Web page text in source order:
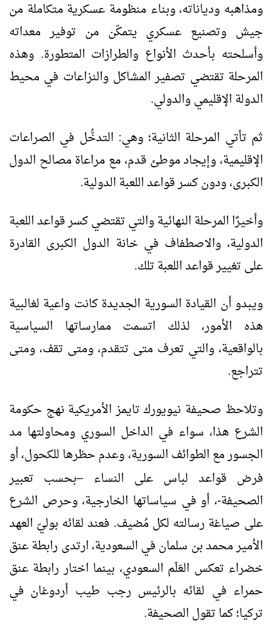
ومذاهبه ودياناته، وبناء منظومة عسكرية متكاملة من
جيش وتصنيع عسكري يتمكّن من توفير معداته
وأسلحته بأحدث الأنواع والطرازات المتطورة. وهذه
المرحلة تقتضي تصفير المشاكل والنزاعات في محيط
الدولة الإقليمي والدولي.
ثم تأتي المرحلة الثانية؛ وهي: التدخُّل في الصراعات
الإقليمية، وإيجاد موطئ قدم، مع مراعاة مصالح الدول
الكبرى، ودون كسر قواعد اللعبة الدولية.
وأخيرًا المرحلة النهائية والتي تقتضي كسر قواعد اللعبة
الدولية، والاصطفاف في خانة الدول الكبرى القادرة
على تغيير قواعد اللعبة تلك.
ويبدو أن القيادة السورية الجديدة كانت واعية لغالبية
هذه الأمور، لذلك اتسمت ممارساتها السياسية
بالواقعية، والتي تعرف متى تتقدم، ومتى تقف، ومتى
تتراجع.
وتلاحظ صحيفة نيويورك تايمز الأمريكية نهج حكومة
الشرع هذا، سواء في الداخل السوري ومحاولتها مد
الجسور مع الطوائف السورية، وعدم حظرها للكحول، أو
فرض قواعد لباس على النساء
–بحسب تعبير
الصحيفة-، أو في سياساتها الخارجية، وحرص الشرع
على صياغة رسالته لكل مُضيف. فعند لقائه بوليّ العهد
الأمير محمد بن سلمان في السعودية، ارتدى رابطة عنق
خضراء تعكس العَلَم السعودي، بينما اختار رابطة عنق
حمراء في لقائه بالرئيس رجب طيب أردوغان في
تركيا؛ كما تقول الصحيفة.